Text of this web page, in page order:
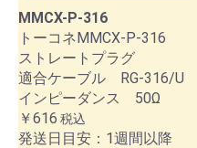
MMCX-P-316
トーコネMMCX-P-316
ストレートプラグ
適合ケーブル RG-316/U
インピーダンス 50Ω
￥616 税込
発送日目安：1週間以降